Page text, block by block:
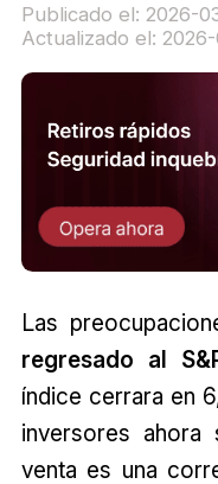
Publicado el: 2026-
Actualizado el:
Las
regresado al
índice cerrara en
inversores ahora
venta es una